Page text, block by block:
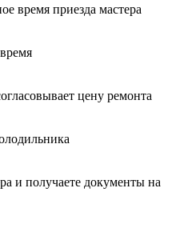
время приезда мастера
цену ремонта
и получаете документы на